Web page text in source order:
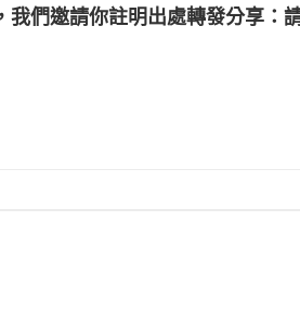
們邀請你註明出處轉發分享：